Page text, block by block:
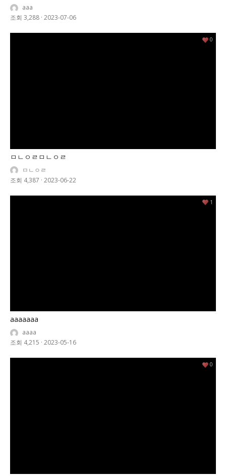
aaa
조회 3,288 · 2023-07-06
ㅁㄴㅇㄹㅁㄴㅇㄹ
ㅁㄴㅇㄹ
조회 4,387 · 2023-06-22
0
aaaaaaa
aaaa
조회 4,215 · 2023-05-16
1
0